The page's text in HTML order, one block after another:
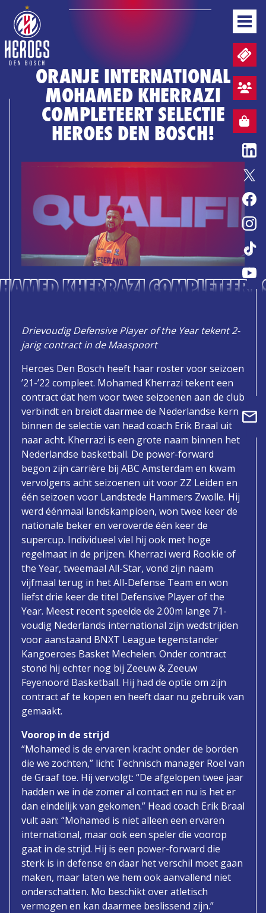
NEWS
TEAM
GAMEDAYS
BUSINESS
MEDIA & PRESS
BASKETBALL COVENANT
HEROES GAME
TICKETS
FAN ZONE SIGN UP
WEBSHOP
ORANJE INTERNATIONAL
MOHAMED KHERRAZI
COMPLETEERT SELECTIE
HEROES DEN BOSCH!
KHERRAZI COMPLETEERT
Drievoudig Defensive Player of the Year tekent 2-
jarig contract in de Maaspoort
Heroes Den Bosch heeft haar roster voor seizoen
’21-’22 compleet. Mohamed Kherrazi tekent een
contract dat hem voor twee seizoenen aan de club
verbindt en breidt daarmee de Nederlandse kern
binnen de selectie van head coach Erik Braal uit
naar acht. Kherrazi is een grote naam binnen het
Nederlandse basketball. De power-forward
begon zijn carrière bij ABC Amsterdam en kwam
vervolgens acht seizoenen uit voor ZZ Leiden en
één seizoen voor Landstede Hammers Zwolle. Hij
werd éénmaal landskampioen, won twee keer de
nationale beker en veroverde één keer de
supercup. Individueel viel hij ook met hoge
regelmaat in de prijzen. Kherrazi werd Rookie of
the Year, tweemaal All-Star, vond zijn naam
vijfmaal terug in het All-Defense Team en won
liefst drie keer de titel Defensive Player of the
Year. Meest recent speelde de 2.00m lange 71-
voudig Nederlands international zijn wedstrijden
voor aanstaand BNXT League tegenstander
Kangoeroes Basket Mechelen. Onder contract
stond hij echter nog bij Zeeuw & Zeeuw
Feyenoord Basketball. Hij had de optie om zijn
contract af te kopen en heeft daar nu gebruik van
gemaakt.
Voorop in de strijd
“Mohamed is de ervaren kracht onder de borden
die we zochten,” licht Technisch manager Roel van
de Graaf toe. Hij vervolgt: “De afgelopen twee jaar
hadden we in de zomer al contact en nu is het er
dan eindelijk van gekomen.” Head coach Erik Braal
vult aan: “Mohamed is niet alleen een ervaren
international, maar ook een speler die voorop
gaat in de strijd. Hij is een power-forward die
sterk is in defense en daar het verschil moet gaan
maken, maar laten we hem ook aanvallend niet
onderschatten. Mo beschikt over atletisch
vermogen en kan daarmee beslissend zijn.”